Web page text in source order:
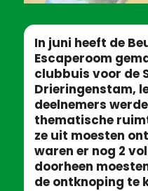
In juni heeft de
Escaperoom
clubbuis voor de
Drieringenstam,
deelnemers
thematische
ze uit moesten
waren er nog 2
doorheen
de ontknoping te